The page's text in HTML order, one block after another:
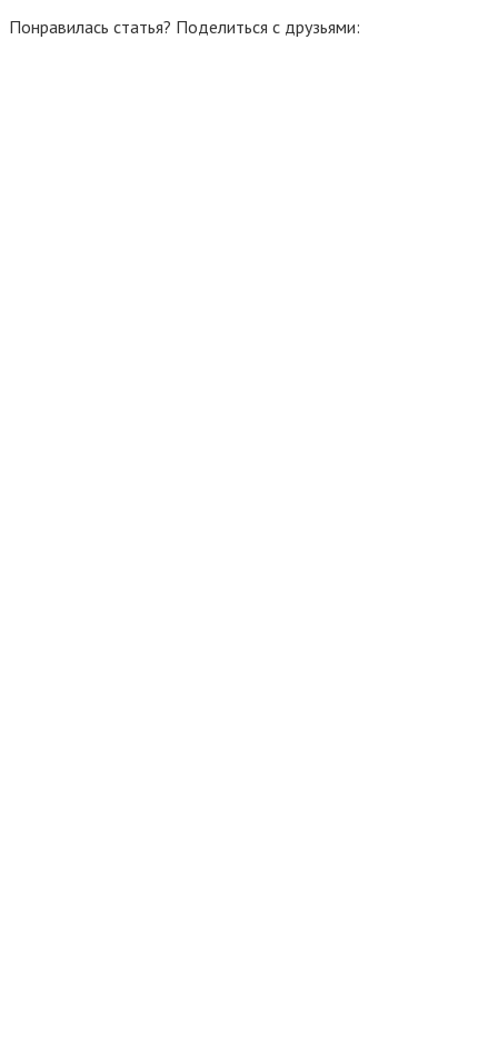
Понравилась статья? Поделиться с друзьями: